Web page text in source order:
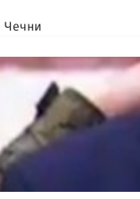
Чечни